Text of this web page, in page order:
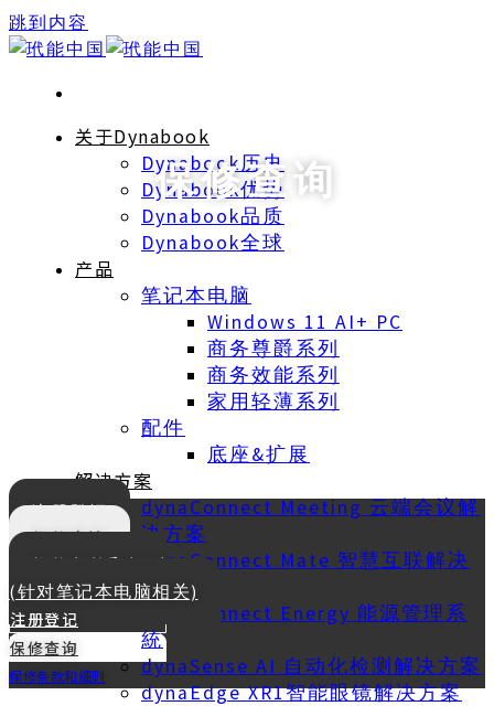
跳到内容
关于Dynabook
Dynabook历史
Dynabook优势
Dynabook品质
Dynabook全球
产品
笔记本电脑
Windows 11 AI+ PC
商务尊爵系列
商务效能系列
家用轻薄系列
配件
底座&扩展
解决方案
dynaConnect Meeting 云端会议解
决方案
dynaConnect Mate 智慧互联解决
方案
dynaConnect Energy 能源管理系
統
dynaSense AI 自动化检测解决方案
dynaEdge XR1智能眼镜解决方案
保修查询
注册登记
保修查询
保修条款和细则
(针对笔记本电脑相关)
注册登记
保修查询
保修条款和细则